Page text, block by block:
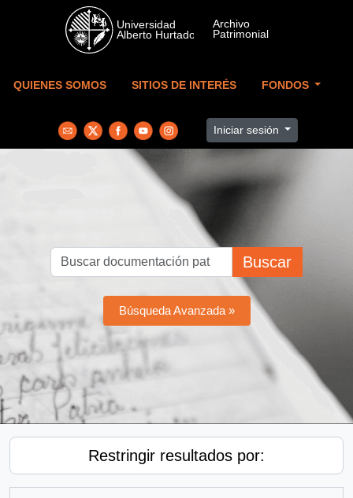
Skip to main content
QUIENES SOMOS SITIOS DE INTERÉS FONDOS
Iniciar sesión
Buscar
Búsqueda Avanzada »
Restringir resultados por: